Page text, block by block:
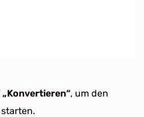
„Konvertieren“, um den